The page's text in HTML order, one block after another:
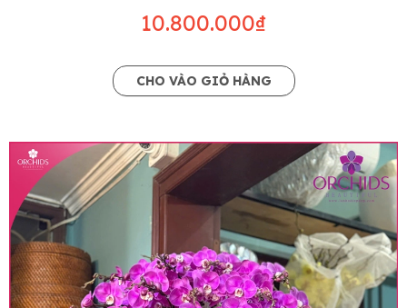
10.800.000₫
CHO VÀO GIỎ HÀNG